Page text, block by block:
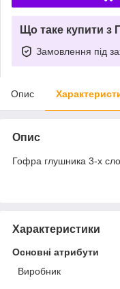
Що таке купити з
Замовлення під
Опис
Опис
Гофра глушника 3-х
Характеристики
Основні атрибути
Виробник